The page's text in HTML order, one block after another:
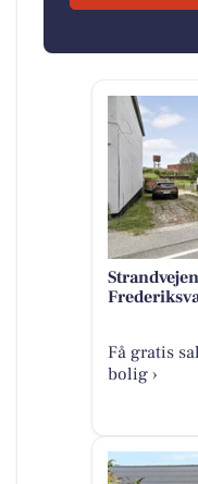
Få gratis
bolig ›